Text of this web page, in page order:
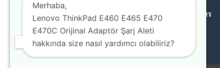
© 2026 Teknolojinin Starı
Merhaba,
Lenovo ThinkPad E460 E465 E470
E470C Orijinal Adaptör Şarj Aleti
hakkında size nasıl yardımcı olabiliriz?